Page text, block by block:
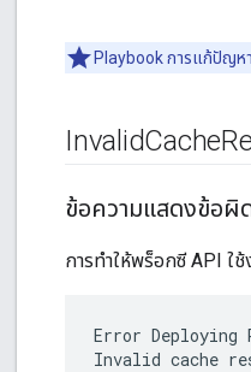
Playbook การแก้ปัญหา
InvalidCache
ข้อความแสดงข้อผิ
การทำให้พร็อกซี API ใ
Error Deploying